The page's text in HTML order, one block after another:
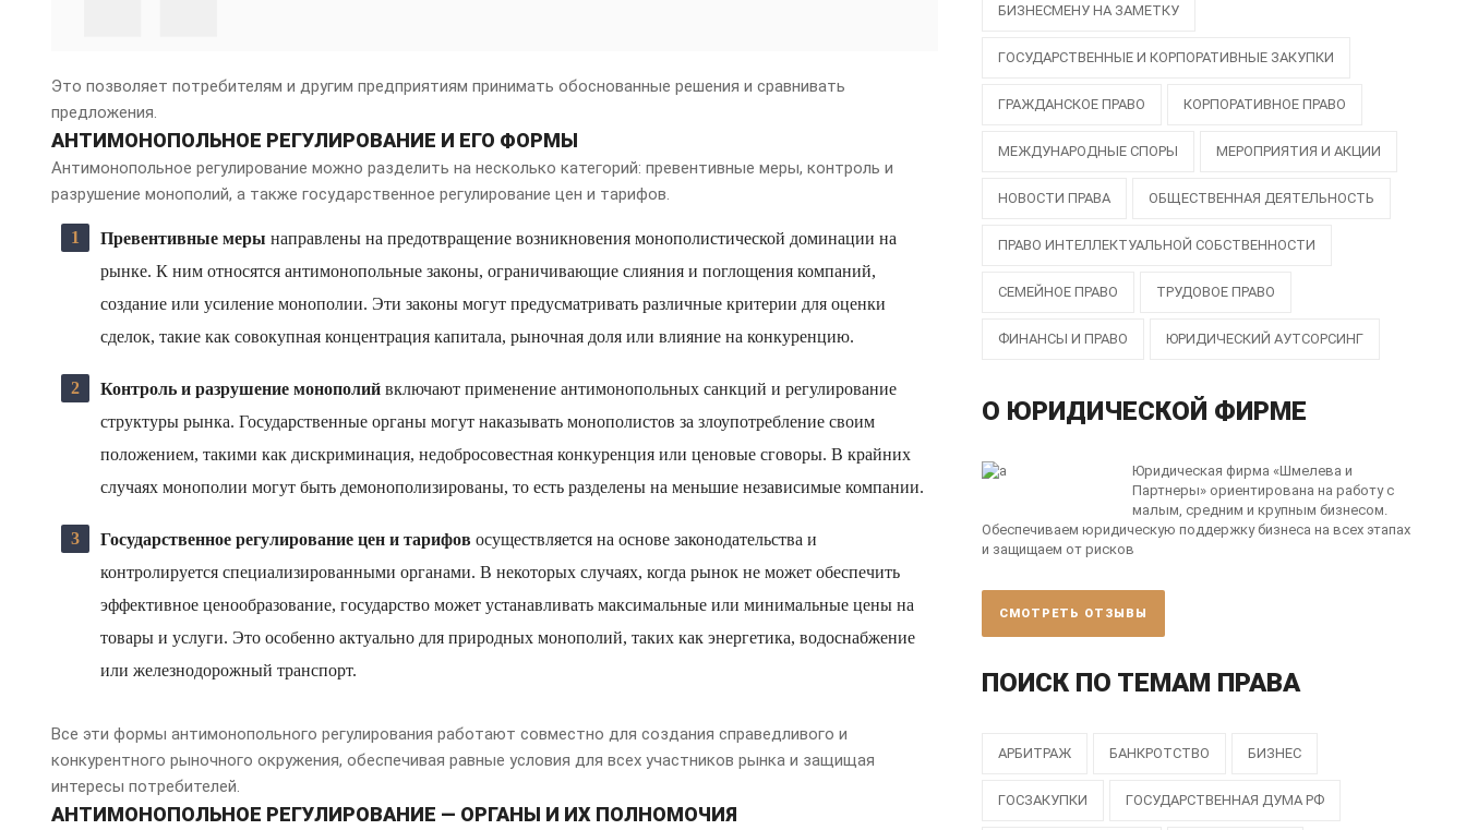
Это позволяет потребителям и другим предприятиям принимать обоснованные решения и сравнивать
предложения.
АНТИМОНОПОЛЬНОЕ РЕГУЛИРОВАНИЕ И ЕГО ФОРМЫ
Антимонопольное регулирование можно разделить на несколько категорий: превентивные меры, контроль и
разрушение монополий, а также государственное регулирование цен и тарифов.
Превентивные меры направлены на предотвращение возникновения монополистической доминации на
рынке. К ним относятся антимонопольные законы, ограничивающие слияния и поглощения компаний,
создание или усиление монополии. Эти законы могут предусматривать различные критерии для оценки
сделок, такие как совокупная концентрация капитала, рыночная доля или влияние на конкуренцию.
Контроль и разрушение монополийвключают применение антимонопольных санкций и регулирование
структуры рынка. Государственные органы могут наказывать монополистов за злоупотребление своим
положением, такими как дискриминация, недобросовестная конкуренция или ценовые сговоры. В крайних
случаях монополии могут быть демонополизированы, то есть разделены на меньшие независимые компании.
Государственное регулирование цен и тарифов осуществляется на основе законодательства и
контролируется специализированными органами. В некоторых случаях, когда рынок не может обеспечить
эффективное ценообразование, государство может устанавливать максимальные или минимальные цены на
товары и услуги. Это особенно актуально для природных монополий, таких как энергетика, водоснабжение
или железнодорожный транспорт.
Все эти формы антимонопольного регулирования работают совместно для создания справедливого и
конкурентного рыночного окружения, обеспечивая равные условия для всех участников рынка и защищая
интересы потребителей.
АНТИМОНОПОЛЬНОЕ РЕГУЛИРОВАНИЕ — ОРГАНЫ И ИХ ПОЛНОМОЧИЯ
БИЗНЕСМЕНУ НА ЗАМЕТКУ
ГОСУДАРСТВЕННЫЕ И КОРПОРАТИВНЫЕ ЗАКУПКИ
ГРАЖДАНСКОЕ ПРАВО КОРПОРАТИВНОЕ ПРАВО
МЕЖДУНАРОДНЫЕ СПОРЫ МЕРОПРИЯТИЯ И АКЦИИ
НОВОСТИ ПРАВА ОБЩЕСТВЕННАЯ ДЕЯТЕЛЬНОСТЬ
ПРАВО ИНТЕЛЛЕКТУАЛЬНОЙ СОБСТВЕННОСТИ
СЕМЕЙНОЕ ПРАВО ТРУДОВОЕ ПРАВО
ФИНАНСЫ И ПРАВО ЮРИДИЧЕСКИЙ АУТСОРСИНГ
О ЮРИДИЧЕСКОЙ ФИРМЕ
Юридическая фирма «Шмелева и
Партнеры» ориентирована на работу с
малым, средним и крупным бизнесом.
Обеспечиваем юридическую поддержку бизнеса на всех этапах
и защищаем от рисков
СМОТРЕТЬ ОТЗЫВЫ
ПОИСК ПО ТЕМАМ ПРАВА
АРБИТРАЖ БАНКРОТСТВО БИЗНЕС
ГОСЗАКУПКИ ГОСУДАРСТВЕННАЯ ДУМА РФ